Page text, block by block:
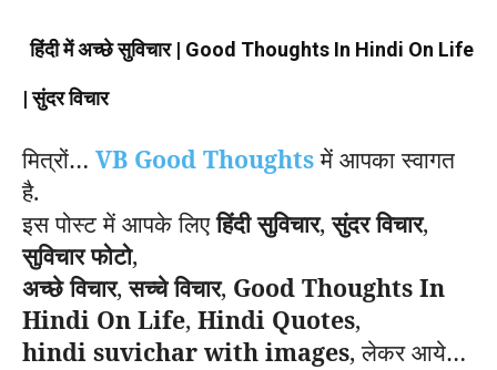
हिंदी में अच्छे सुविचार | Good Thoughts In Hindi On Life
| सुंदर विचार
मित्रों… VB Good Thoughtsमें आपका स्वागत
है.
इस पोस्ट में आपके लिएहिंदी सुविचार,सुंदर विचार,
सुविचार फोटो,
अच्छे विचार,सच्चे विचार, Good Thoughts In
Hindi On Life, Hindi Quotes,
hindi suvichar with images,लेकर आये…